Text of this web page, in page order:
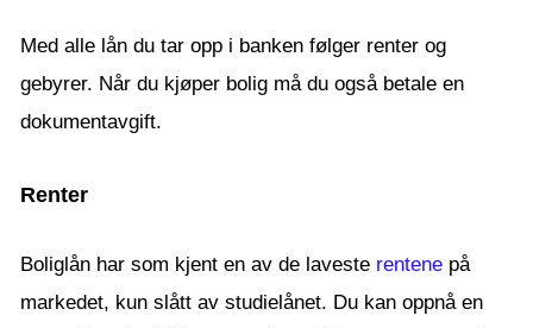
Med alle lån du tar opp i banken følger renter og
gebyrer. Når du kjøper bolig må du også betale en
dokumentavgift.
Renter
Boliglån har som kjent en av de laveste rentene på
markedet, kun slått av studielånet. Du kan oppnå en